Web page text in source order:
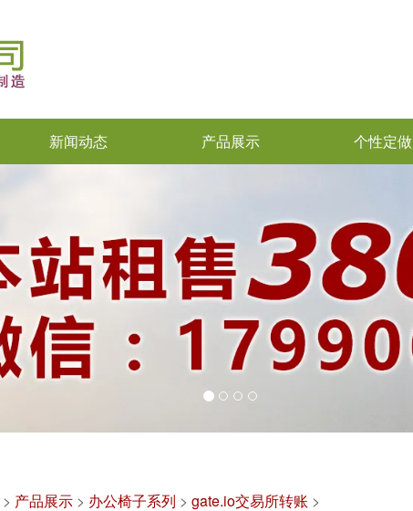
新闻动态 产品展示 个性定做
> 产品展示 > 办公椅子系列 > gate.io交易所转账 >